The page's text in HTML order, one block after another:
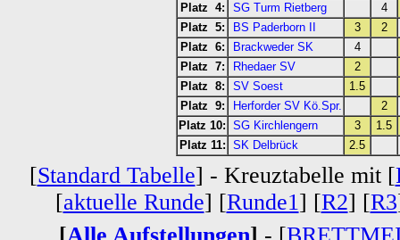
Platz 4:
SG Turm Rietberg
4
Platz 5:
BS Paderborn II 3
2
Platz 6:
Brackweder SK
4
Platz 7:
Rhedaer SV
2
Platz 8:
SV Soest
1.5
Platz 9:
Herforder SV Kö.Spr.
2
Platz 10: SG Kirchlengern 3
1.5
Platz 11: SK Delbrück 2.5
[Standard Tabelle] - Kreuztabelle mit [
[aktuelle Runde] [Runde1] [R2] [R3